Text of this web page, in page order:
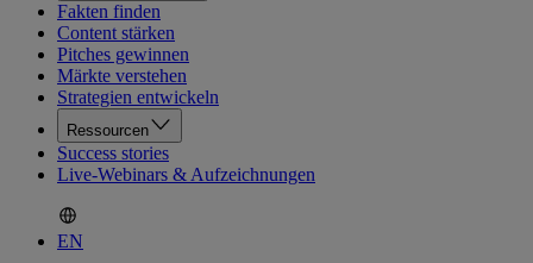
Fakten finden
Content stärken
Pitches gewinnen
Märkte verstehen
Strategien entwickeln
Ressourcen
Success stories
Live-Webinars & Aufzeichnungen
EN